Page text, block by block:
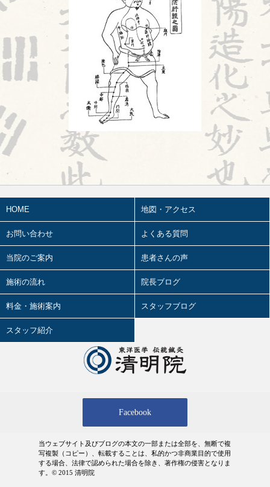
Hospitalistとは①
2026.07.18
2026.07.17
苦手の理解
2026.07.16
陰陽学説⑦
2026.07.15
頭が痛い①
胎漏(たいろう)とは①
2026.07.13
鍼治療の臨床試験における標準化と柔
軟性を両立させるマニュアル⑬
陰陽学説⑥
2026.07.08
ワールドカップ
2026.07.07
鍼治療の臨床試験における標準化と柔
軟性を両立させるマニュアル⑫
2026.07.04
婦人科㊵
HOME 地図・アクセス
お問い合わせ よくある質問
当院のご案内 患者さんの声
施術の流れ 院長ブログ
料金・施術案内 スタッフブログ
スタッフ紹介
Facebook
当ウェブサイト及びブログの本文の一部または全部を、無断で複
写複製（コピー）、転載することは、私的かつ非商業目的で使用
する場合、法律で認められた場合を除き、著作権の侵害となりま
す。© 2015 清明院